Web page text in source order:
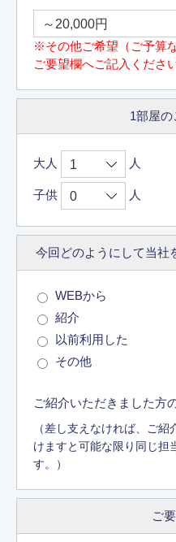
※その他ご希望（ご予算
ご要望欄へご記入ください
1部屋
大人 人
子供 人
今回どのようにして当社
WEBから
紹介
以前利用した
その他
ご紹介いただきました方
（差し支えなければ、ご
けますと可能な限り同じ担
す。）
ご